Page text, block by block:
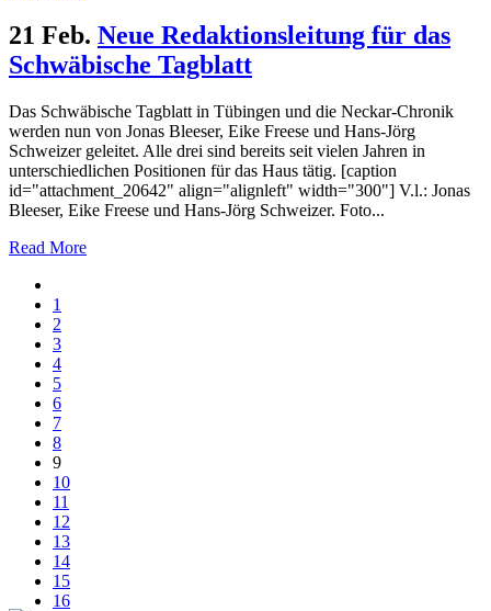
21 Feb. Neue Redaktionsleitung für das
Schwäbische Tagblatt
Das Schwäbische Tagblatt in Tübingen und die Neckar-Chronik
werden nun von Jonas Bleeser, Eike Freese und Hans-Jörg
Schweizer geleitet. Alle drei sind bereits seit vielen Jahren in
unterschiedlichen Positionen für das Haus tätig. [caption
id="attachment_20642" align="alignleft" width="300"] V.l.: Jonas
Bleeser, Eike Freese und Hans-Jörg Schweizer. Foto...
Read More
1
2
3
4
5
6
7
8
9
10
11
12
13
14
15
16